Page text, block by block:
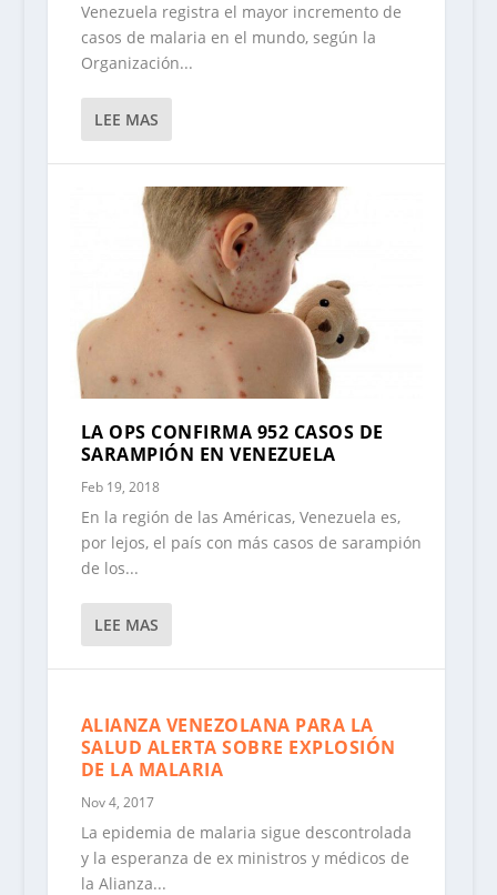
Venezuela registra el mayor incremento de
casos de malaria en el mundo, según la
Organización...
LEE MAS
LA OPS CONFIRMA 952 CASOS DE
SARAMPIÓN EN VENEZUELA
Feb 19, 2018
En la región de las Américas, Venezuela es,
por lejos, el país con más casos de sarampión
de los...
LEE MAS
ALIANZA VENEZOLANA PARA LA
SALUD ALERTA SOBRE EXPLOSIÓN
DE LA MALARIA
Nov 4, 2017
La epidemia de malaria sigue descontrolada
y la esperanza de ex ministros y médicos de
la Alianza...